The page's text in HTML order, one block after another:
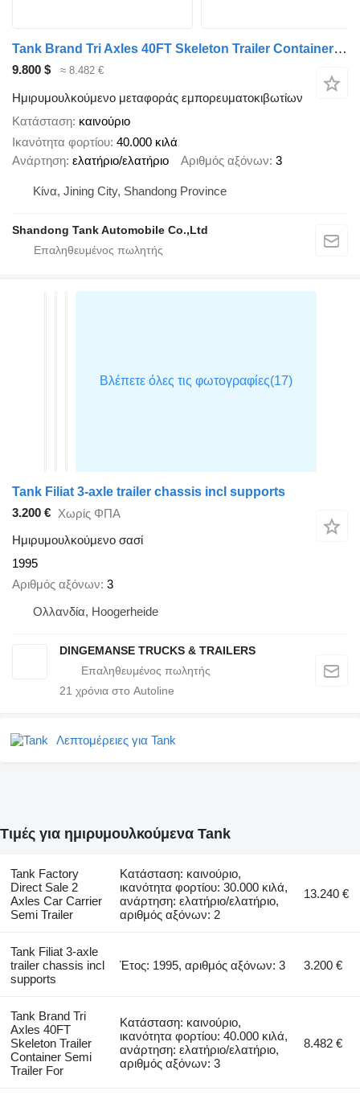
Tank Brand Tri Axles 40FT Skeleton Trailer Container Semi Trailer For
9.800 $ ≈ 8.482 €
Ημιρυμουλκούμενο μεταφοράς εμπορευματοκιβωτίων
Κατάσταση καινούριο
Ικανότητα φορτίου 40.000 κιλά
Ανάρτηση ελατήριο/ελατήριο Αριθμός αξόνων 3
Κίνα, Jining City, Shandong Province
Shandong Tank Automobile Co.,Ltd
Tank Filiat 3-axle trailer chassis incl supports
3.200 € Χωρίς ΦΠΑ
Ημιρυμουλκούμενο σασί
1995
Αριθμός αξόνων 3
Ολλανδία, Hoogerheide
DINGEMANSE TRUCKS & TRAILERS
21 χρόνια στο Autoline
Λεπτομέρειες για Tank
Τιμές για ημιρυμουλκούμενα Tank
Tank Factory
Direct Sale 2
Axles Car Carrier
Semi Trailer
Κατάσταση: καινούριο,
ικανότητα φορτίου: 30.000 κιλά,
ανάρτηση: ελατήριο/ελατήριο,
αριθμός αξόνων: 2
13.240 €
Tank Filiat 3-axle
trailer chassis incl
supports
Έτος: 1995, αριθμός αξόνων: 3 3.200 €
Tank Brand Tri
Axles 40FT
Skeleton Trailer
Container Semi
Trailer For
Κατάσταση: καινούριο,
ικανότητα φορτίου: 40.000 κιλά,
ανάρτηση: ελατήριο/ελατήριο,
αριθμός αξόνων: 3
8.482 €